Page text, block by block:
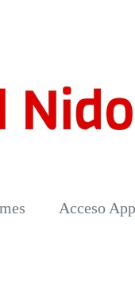
Acceso App